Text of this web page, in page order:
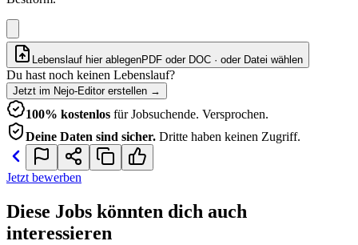
Lebenslauf hier ablegenPDF oder DOC · oder Datei wählen
Du hast noch keinen Lebenslauf?
Jetzt im Nejo-Editor erstellen →
100% kostenlos für Jobsuchende. Versprochen.
Deine Daten sind sicher. Dritte haben keinen Zugriff.
Jetzt bewerben
Diese Jobs könnten dich auch
interessieren